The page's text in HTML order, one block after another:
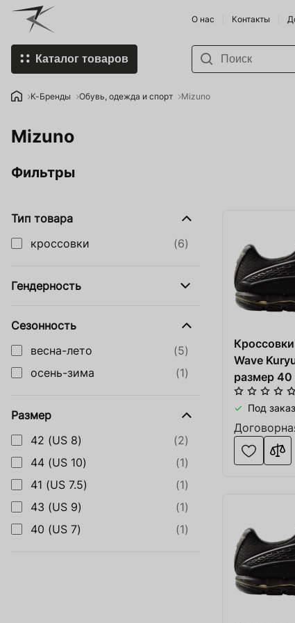
О нас Контакты
Каталог товаров
К-Бренды
Хмеля
Обувь,
Катера
Тара и
комплектующие
Food Store
Organic Farming
Купить сайт
К-Бренды Обувь, одежда и спорт Mizuno
Mizuno
Фильтры
Тип товара
кроссовки
(6)
Гендерность
Сезонность
весна-лето
(5)
осень-зима
(1)
Размер
42 (US 8)
(2)
44 (US 10)
(1)
41 (US 7.5)
(1)
43 (US 9)
(1)
40 (US 7)
(1)
Wave
размер 40
чёрные/
резина
Под
Товар